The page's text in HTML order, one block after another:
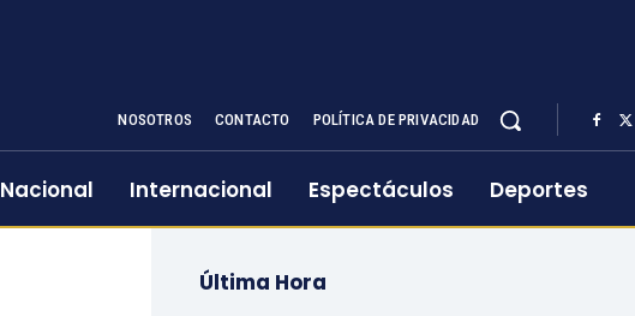
NOSOTROS CONTACTO POLÍTICA DE PRIVACIDAD
Nacional Internacional Espectáculos Deportes
Última Hora